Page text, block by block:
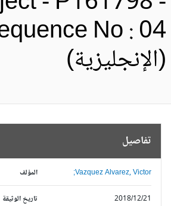
No :
تفاصيل
المؤلف Vazquez Alvarez, Victor;
تاريخ الوثيقة 2018/12/21